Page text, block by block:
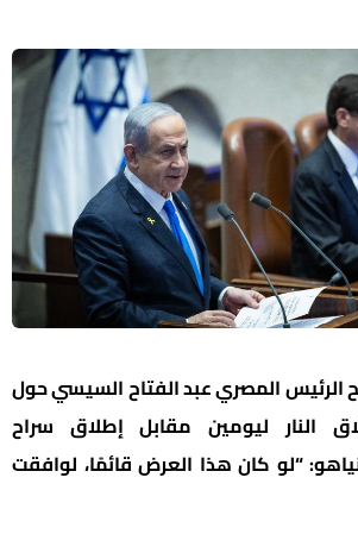
الرئيس المصري عبد الفتاح السيسي حول
النار ليومين مقابل إطلاق سراح
“لو كان هذا العرض قائمًا، لوافقت